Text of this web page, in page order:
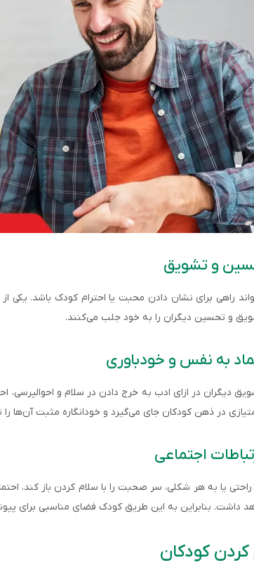
و تشویق
راهی برای نشان دادن محبت یا احترام کودک باشد. یکی از
و تحسین دیگران را به خود جلب می‌کنند.
به نفس و خودباوری
دیگران در ازای ادب به خرج دادن در سلام و
در ذهن کودکان جای می‌گیرد و خودانگاره مثبت آن‌ها
اجتماعی
یا به هر شکلی، سر صحبت را با سلام کردن باز کند،
داشت. بنابراین به این طریق کودک فضای مناسبی برای
کودکان